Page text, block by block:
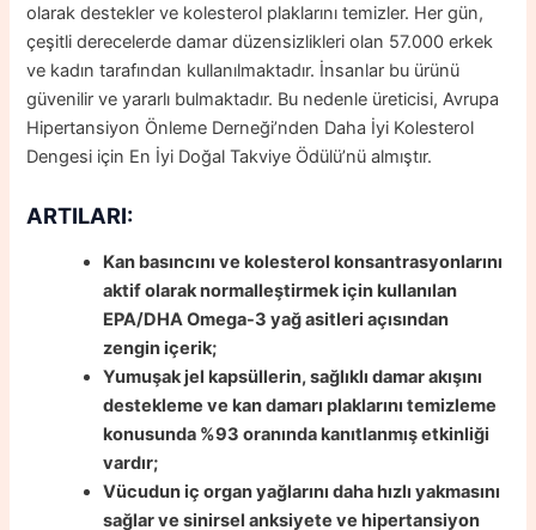
olarak destekler ve kolesterol plaklarını temizler. Her gün,
çeşitli derecelerde damar düzensizlikleri olan 57.000 erkek
ve kadın tarafından kullanılmaktadır. İnsanlar bu ürünü
güvenilir ve yararlı bulmaktadır. Bu nedenle üreticisi, Avrupa
Hipertansiyon Önleme Derneği’nden Daha İyi Kolesterol
Dengesi için En İyi Doğal Takviye Ödülü’nü almıştır.
ARTILARI:
Kan basıncını ve kolesterol konsantrasyonlarını
aktif olarak normalleştirmek için kullanılan
EPA/DHA Omega-3 yağ asitleri açısından
zengin içerik;
Yumuşak jel kapsüllerin, sağlıklı damar akışını
destekleme ve kan damarı plaklarını temizleme
konusunda %93 oranında kanıtlanmış etkinliği
vardır;
Vücudun iç organ yağlarını daha hızlı yakmasını
sağlar ve sinirsel anksiyete ve hipertansiyon